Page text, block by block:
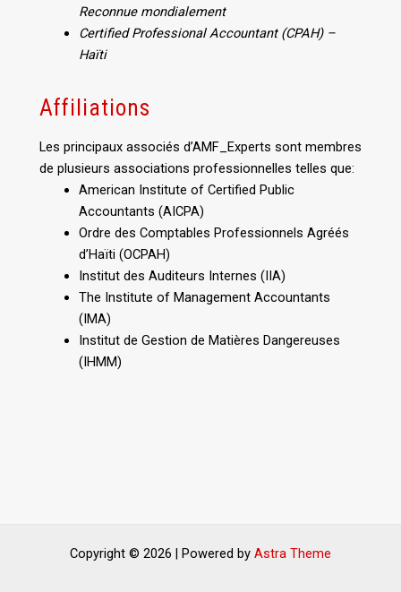
Reconnue mondialement
Certified Professional Accountant (CPAH) –
Haïti
Affiliations
Les principaux associés d’AMF_Experts sont membres
de plusieurs associations professionnelles telles que:
American Institute of Certified Public
Accountants (AICPA)
Ordre des Comptables Professionnels Agréés
d’Haïti (OCPAH)
Institut des Auditeurs Internes (IIA)
The Institute of Management Accountants
(IMA)
Institut de Gestion de Matières Dangereuses
(IHMM)
Copyright © 2026 | Powered by Astra Theme